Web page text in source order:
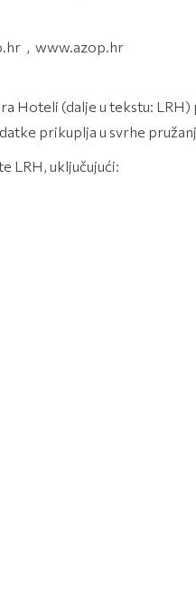
, www.azop.hr
Hoteli (dalje u tekstu:
prikuplja u svrhe
LRH, uključujući: